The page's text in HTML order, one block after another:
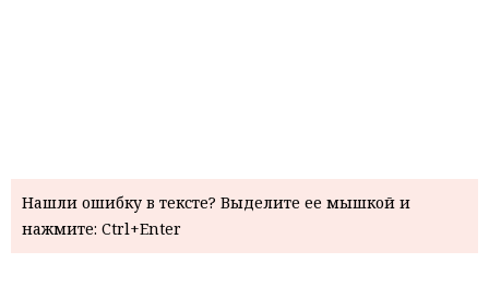
Нашли ошибку в тексте? Выделите ее мышкой и
нажмите: Ctrl+Enter